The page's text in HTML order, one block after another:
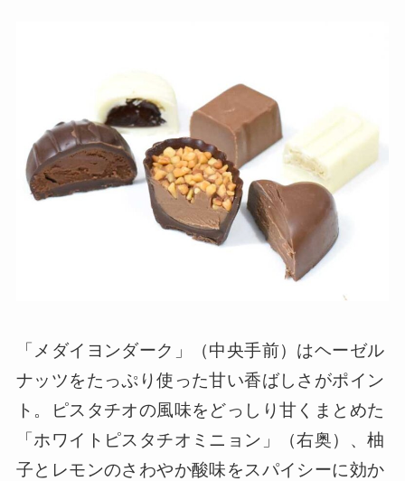
「メダイヨンダーク」（中央手前）はヘーゼル
ナッツをたっぷり使った甘い香ばしさがポイン
ト。ピスタチオの風味をどっしり甘くまとめた
「ホワイトピスタチオミニョン」（右奥）、柚
子とレモンのさわやか酸味をスパイシーに効か